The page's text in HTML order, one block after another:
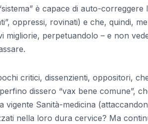
è capace di auto-
oppressi, rovinati) e che, quindi,
migliorie, perpetuandolo – e non
critici, dissenzienti, oppositori,
dissero “vax bene comune”,
vigente Sanità-medicina
nella loro dura cervice? Ma